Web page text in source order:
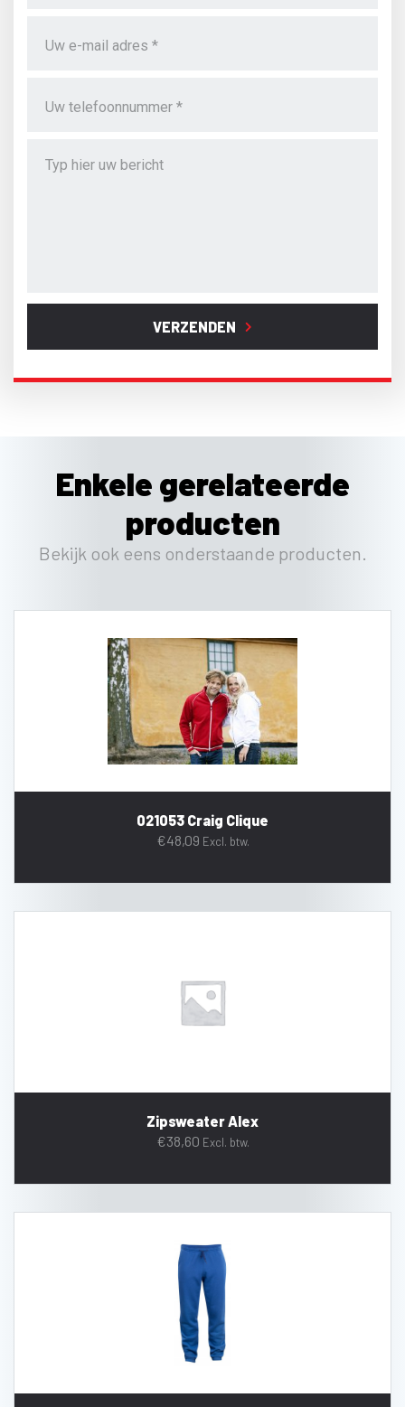
VERZENDEN
Enkele gerelateerde
producten
Bekijk ook eens onderstaande producten.
021053 Craig Clique
€48,09 Excl. btw.
Zipsweater Alex
€38,60 Excl. btw.